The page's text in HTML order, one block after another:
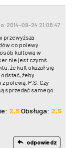
2014-09-24 21:08:47
przewyższa
co polewy
kultowa w
nie jest czymś
że kult okazał się
żeby
polewą. P.S. Czy
sprzedać samego
2,5Obsługa: 2,5
odpowiedz